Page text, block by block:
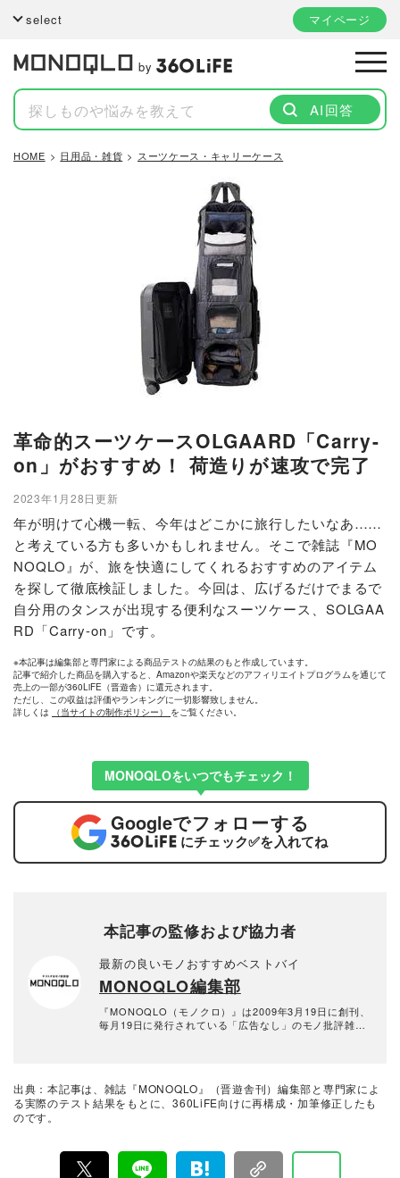
select マイページ
by
AI回答
HOME 日用品・雑貨 スーツケース・キャリーケース
革命的スーツケースOLGAARD「Carry-
on」がおすすめ！ 荷造りが速攻で完了
2023年1月28日更新
年が明けて心機一転、今年はどこかに旅行したいなあ……
と考えている方も多いかもしれません。そこで雑誌『MO
NOQLO』が、旅を快適にしてくれるおすすめのアイテム
を探して徹底検証しました。今回は、広げるだけでまるで
自分用のタンスが出現する便利なスーツケース、SOLGAA
RD「Carry-on」です。
※本記事は編集部と専門家による商品テストの結果のもと作成しています。
記事で紹介した商品を購入すると、Amazonや楽天などのアフィリエイトプログラムを通じて
売上の一部が360LiFE（晋遊舎）に還元されます。
ただし、この収益は評価やランキングに一切影響致しません。
詳しくは
（当サイトの制作ポリシー） をご覧ください。
MONOQLOをいつでもチェック！
Googleでフォローする
にチェック✅を入れてね
本記事の監修および協力者
最新の良いモノおすすめベストバイ
MONOQLO編集部
『MONOQLO（モノクロ）』は2009年3月19日に創刊、
毎月19日に発行されている「広告なし」のモノ批評雑誌
に良いモノ」だけを厳選して紹介。編集長・山田和樹を
中心に、11名以上の編集体制で日々の検証・記事制作を
出典：本記事は、雑誌『MONOQLO』（晋遊舎刊）編集部と専門家によ
る実際のテスト結果をもとに、360LiFE向けに再構成・加筆修正したも
のです。